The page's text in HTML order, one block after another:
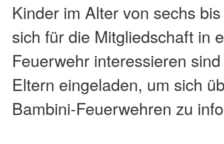
Kinder im Alter von sechs
sich für die Mitgliedschaft in
Feuerwehr interessieren
Eltern eingeladen, um sich
Bambini-Feuerwehren zu